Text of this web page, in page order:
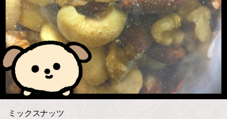
ミックスナッツ